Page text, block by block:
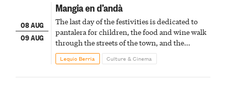
08 AUG
09 AUG
Mangia en d’andà
The last day of the festivities is dedicated to
pantalera for children, the food and wine walk
through the streets of the town, and the
fireworks finale
Lequio Berria Culture & Cinema